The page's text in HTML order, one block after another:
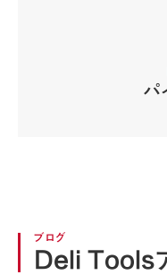
パ
ブログ
Deli Tools